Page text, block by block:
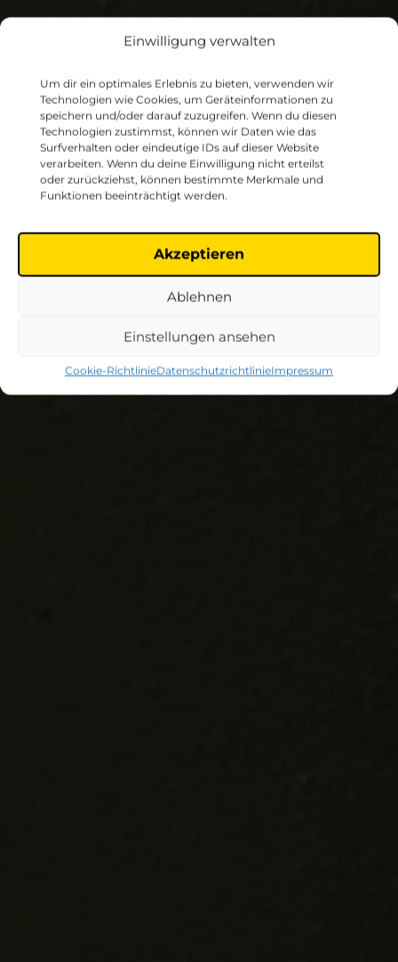
Einwilligung verwalten
Um dir ein optimales Erlebnis zu bieten, verwenden wir
Technologien wie Cookies, um Geräteinformationen zu
speichern und/oder darauf zuzugreifen. Wenn du diesen
Technologien zustimmst, können wir Daten wie das
Surfverhalten oder eindeutige IDs auf dieser Website
verarbeiten. Wenn du deine Einwilligung nicht erteilst
oder zurückziehst, können bestimmte Merkmale und
Funktionen beeinträchtigt werden.
Akzeptieren
Ablehnen
Einstellungen ansehen
Cookie-RichtlinieDatenschutzrichtlinieImpressum
I
h
r
K
o
nt
a
kt
z
u
m
B
e
zi
r
ks
a
mt
P
a
n
k
o
w v
o
n
B
e
r
li
n